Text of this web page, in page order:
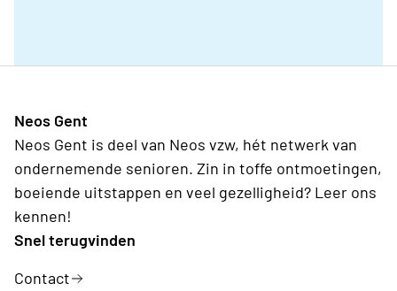
Neos Gent
Neos Gent is deel van Neos vzw, hét netwerk van
ondernemende senioren. Zin in toffe ontmoetingen,
boeiende uitstappen en veel gezelligheid? Leer ons
kennen!
Snel terugvinden
Contact